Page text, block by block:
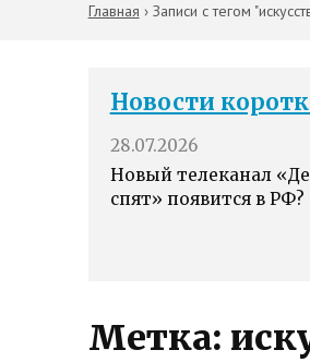
Главная › Записи с тегом
Новости
28.07.2026
Новый телеканал
спят» появится в РФ?
Метка: